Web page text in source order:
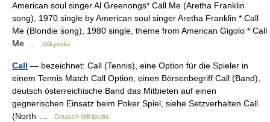
American soul singer Al Greenongs* Call Me (Aretha Franklin
song), 1970 single by American soul singer Aretha Franklin * Call
Me (Blondie song), 1980 single, theme from American Gigolo * Call
Me …
Wikipedia
Call — bezeichnet: Call (Tennis), eine Option für die Spieler in
einem Tennis Match Call Option, einen Börsenbegriff Call (Band),
deutsch österreichische Band das Mitbieten auf einen
gegnerischen Einsatz beim Poker Spiel, siehe Setzverhalten Call
(North …
Deutsch Wikipedia